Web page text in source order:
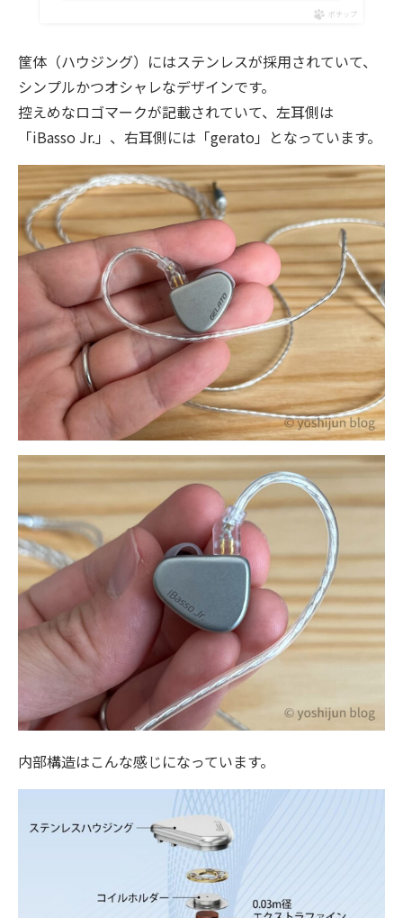
ポチップ
筐体（ハウジング）にはステンレスが採用されていて、
シンプルかつオシャレなデザインです。
控えめなロゴマークが記載されていて、左耳側は
「iBasso Jr.」、右耳側には「gerato」となっています。
内部構造はこんな感じになっています。